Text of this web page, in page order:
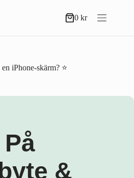
Varukorg
0kr
iPhone-skärm? ⭐
&